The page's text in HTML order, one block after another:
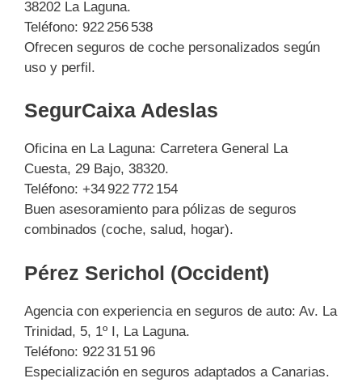
38202 La Laguna.
Teléfono: 922 256 538
Ofrecen seguros de coche personalizados según
uso y perfil.
SegurCaixa Adeslas
Oficina en La Laguna: Carretera General La
Cuesta, 29 Bajo, 38320.
Teléfono: +34 922 772 154
Buen asesoramiento para pólizas de seguros
combinados (coche, salud, hogar).
Pérez Serichol (Occident)
Agencia con experiencia en seguros de auto: Av. La
Trinidad, 5, 1º I, La Laguna.
Teléfono: 922 31 51 96
Especialización en seguros adaptados a Canarias.